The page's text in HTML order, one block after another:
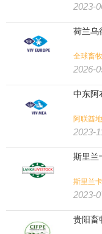
2023-
荷兰乌
全球畜
2026-
中东阿
阿联酋
2023-
斯里兰
斯里兰
2023-
贵阳畜